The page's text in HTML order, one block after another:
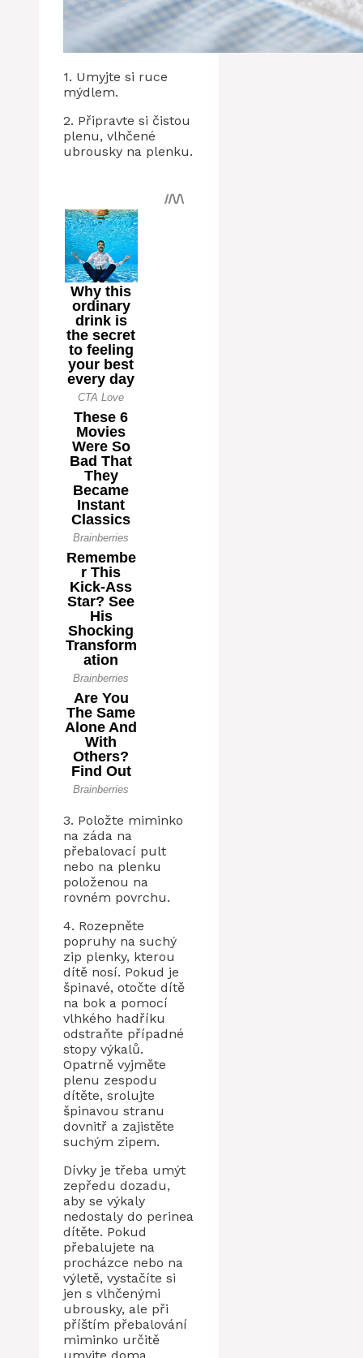
1. Umyjte si ruce
mýdlem.
2. Připravte si čistou
plenu, vlhčené
ubrousky na plenku.
3. Položte miminko
na záda na
přebalovací pult
nebo na plenku
položenou na
rovném povrchu.
4. Rozepněte
popruhy na suchý
zip plenky, kterou
dítě nosí. Pokud je
špinavé, otočte dítě
na bok a pomocí
vlhkého hadříku
odstraňte případné
stopy výkalů.
Opatrně vyjměte
plenu zespodu
dítěte, srolujte
špinavou stranu
dovnitř a zajistěte
suchým zipem.
Dívky je třeba umýt
zepředu dozadu,
aby se výkaly
nedostaly do perinea
dítěte. Pokud
přebalujete na
procházce nebo na
výletě, vystačíte si
jen s vlhčenými
ubrousky, ale při
příštím přebalování
miminko určitě